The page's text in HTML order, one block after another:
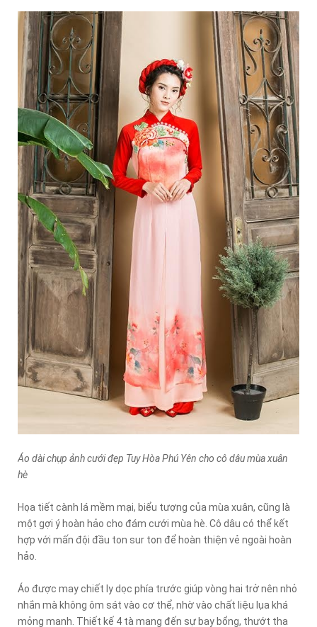
Áo dài chụp ảnh cưới đẹp Tuy Hòa Phú Yên cho cô dâu mùa xuân
hè
Họa tiết cành lá mềm mại, biểu tượng của mùa xuân, cũng là
một gợi ý hoàn hảo cho đám cưới mùa hè. Cô dâu có thể kết
hợp với mấn đội đầu ton sur ton để hoàn thiện vẻ ngoài hoàn
hảo.
Áo được may chiết ly dọc phía trước giúp vòng hai trở nên nhỏ
nhắn mà không ôm sát vào cơ thể, nhờ vào chất liệu lụa khá
mỏng manh. Thiết kế 4 tà mang đến sự bay bổng, thướt tha